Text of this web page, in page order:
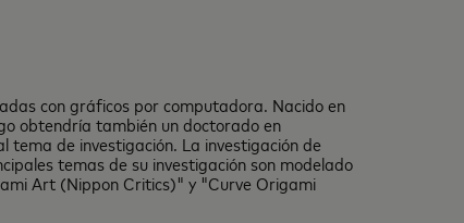
con gráficos por computadora. Nacido en
obtendría también un doctorado en
de investigación. La investigación de
temas de su investigación son modelado
Art (Nippon Critics)" y "Curve Origami